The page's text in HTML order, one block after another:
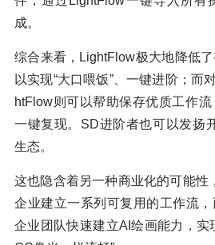
成。
综合来看，LightFlow极大地降低
以实现“大口喂饭”、一键进阶；而
htFlow则可以帮助保存优质工作流
一键复现。SD进阶者也可以发扬
生态。
这也隐含着另一种商业化的可能性
企业建立一系列可复用的工作流
企业团队快速建立AI绘画能力，实